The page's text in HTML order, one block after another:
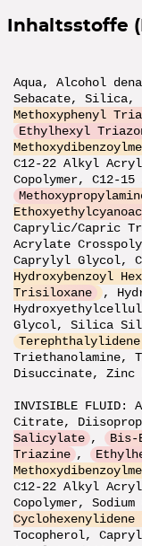
im 1. Newsletter
ZUR
Inhaltsstoffe
Aqua, Alcohol
Sebacate, Silica,
Methoxyphenyl
Ethylhexyl
C12-22 Alkyl
Copolymer, C12-
Caprylic/Capric
Acrylate
Caprylyl Glycol,
Hydroxybenzoyl
Trisiloxane
,
Glycol, Silica
Triethanolamine,
Disuccinate, Zinc
INVISIBLE
Citrate,
Salicylate , Bis-
Triazine ,
C12-22 Alkyl
Copolymer,
Tocopherol,